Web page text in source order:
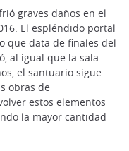
graves daños en el
El espléndido portal
que data de finales del
al igual que la sala
el santuario sigue
obras de
estos elementos
la mayor cantidad